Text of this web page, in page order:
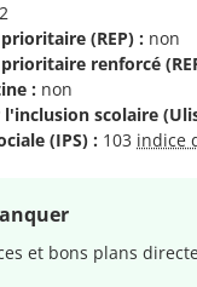
(REP) : non
renforcé
: non
scolaire
(IPS) : 103 indice
et bons plans